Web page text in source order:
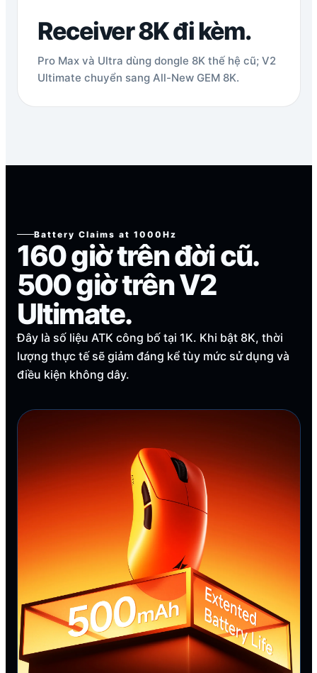
Receiver 8K đi kèm.
Pro Max và Ultra dùng dongle 8K thế hệ cũ; V2
Ultimate chuyển sang All-New GEM 8K.
Battery Claims at 1000Hz
160 giờ trên đời cũ.
500 giờ trên V2
Ultimate.
Đây là số liệu ATK công bố tại 1K. Khi bật 8K, thời
lượng thực tế sẽ giảm đáng kể tùy mức sử dụng và
điều kiện không dây.